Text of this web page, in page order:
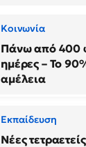
Κοινωνία
Πάνω από 400
ημέρες – Το
αμέλεια
Εκπαίδευση
Νέες